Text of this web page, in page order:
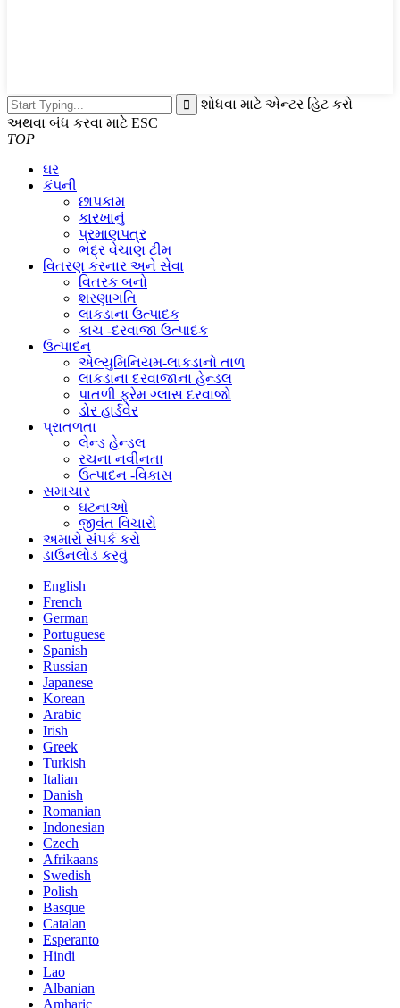
શોધવા માટે એન્ટર હિટ કરો
અથવા બંધ કરવા માટે ESC
TOP
ઘર
કંપની
છાપકામ
કારખાનું
પ્રમાણપત્ર
ભદ્ર ​​વેચાણ ટીમ
વિતરણ કરનાર અને સેવા
વિતરક બનો
શરણાગતિ
લાકડાના ઉત્પાદક
કાચ -દરવાજા ઉત્પાદક
ઉત્પાદન
એલ્યુમિનિયમ-લાકડાનો તાળ
લાકડાના દરવાજાના હેન્ડલ
પાતળી ફ્રેમ ગ્લાસ દરવાજો
ડોર હાર્ડવેર
પ્રાતળતા
લેન્ડ હેન્ડલ
રચના નવીનતા
ઉત્પાદન -વિકાસ
સમાચાર
ઘટનાઓ
જીવંત વિચારો
અમારો સંપર્ક કરો
ડાઉનલોડ કરવું
English
French
German
Portuguese
Spanish
Russian
Japanese
Korean
Arabic
Irish
Greek
Turkish
Italian
Danish
Romanian
Indonesian
Czech
Afrikaans
Swedish
Polish
Basque
Catalan
Esperanto
Hindi
Lao
Albanian
Amharic